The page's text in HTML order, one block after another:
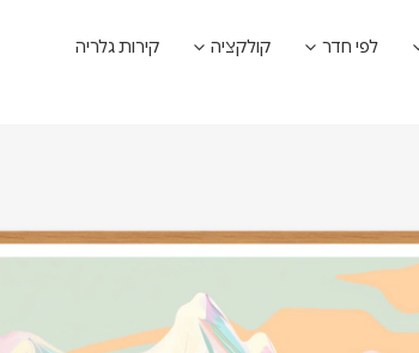
לפי חדר קולקציה קירות גלריה